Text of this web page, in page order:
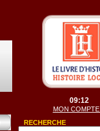
09:12
MON COMPTE
RECHERCHE